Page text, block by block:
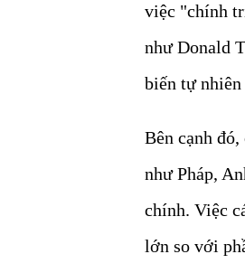
việc "chính
như Donald
biến tự
Bên cạnh
như Pháp,
chính. Việc
lớn so với